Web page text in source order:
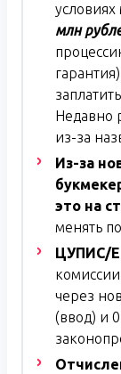
млн
Недавно
из-за
Из-за
это на
менять
ЦУПИС/
через
(ввод) и